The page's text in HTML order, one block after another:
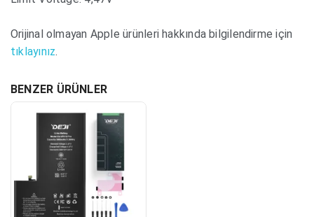
Orijinal olmayan Apple ürünleri hakkında bilgilendirme için
tıklayınız.
BENZER ÜRÜNLER